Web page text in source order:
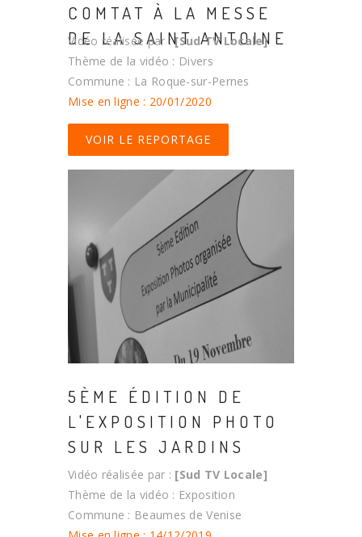
COMTAT À LA MESSE
DE LA SAINT ANTOINE
Vidéo réalisée par :[Sud TV Locale]
Thème de la vidéo : Divers
Commune : La Roque-sur-Pernes
Mise en ligne : 20/01/2020
VOIR LE REPORTAGE
5ÈME ÉDITION DE
L'EXPOSITION PHOTO
SUR LES JARDINS
Vidéo réalisée par : [Sud TV Locale]
Thème de la vidéo : Exposition
Commune : Beaumes de Venise